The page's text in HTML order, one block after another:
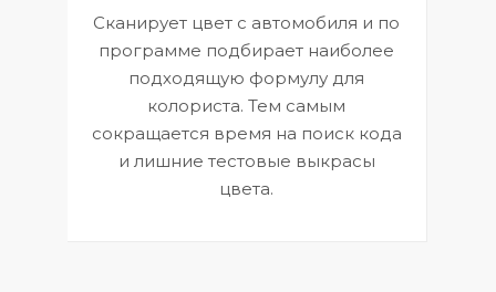
Сканирует цвет с автомобиля и по
программе подбирает наиболее
подходящую формулу для
колориста. Тем самым
сокращается время на поиск кода
и лишние тестовые выкрасы
цвета.